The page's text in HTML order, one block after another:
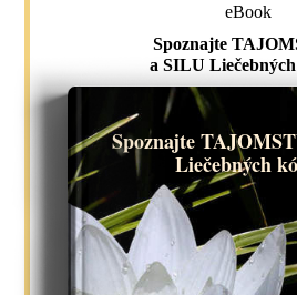
eBook
Spoznajte
a SILU
Spoznajte
Liečebných